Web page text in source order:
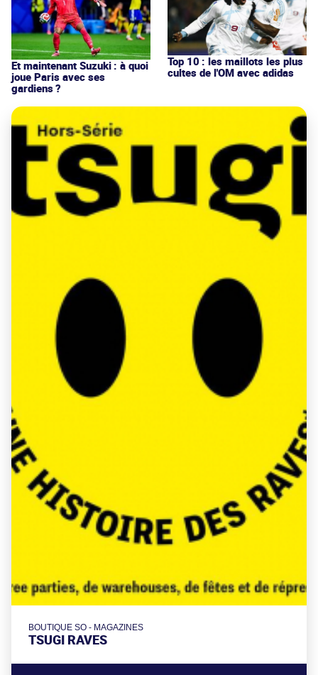
Et maintenant Suzuki : à quoi
joue Paris avec ses
gardiens ?
Top 10 : les maillots les plus
cultes de l'OM avec adidas
BOUTIQUE SO - MAGAZINES
TSUGI RAVES